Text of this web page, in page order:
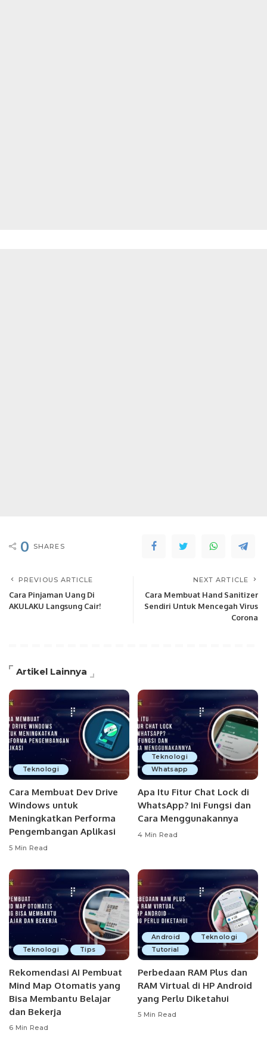
0 SHARES
PREVIOUS ARTICLE
Cara Pinjaman Uang Di
AKULAKU Langsung Cair!
NEXT ARTICLE
Cara Membuat Hand Sanitizer
Sendiri Untuk Mencegah Virus
Corona
Artikel Lainnya
Teknologi
Cara Membuat Dev Drive
Windows untuk
Meningkatkan Performa
Pengembangan Aplikasi
5 Min Read
Teknologi
Whatsapp
Apa Itu Fitur Chat Lock di
WhatsApp? Ini Fungsi dan
Cara Menggunakannya
4 Min Read
Teknologi Tips
Rekomendasi AI Pembuat
Mind Map Otomatis yang
Bisa Membantu Belajar
dan Bekerja
6 Min Read
Android
Teknologi
Tutorial
Perbedaan RAM Plus dan
RAM Virtual di HP Android
yang Perlu Diketahui
5 Min Read